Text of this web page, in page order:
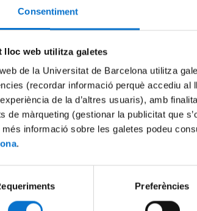
Consentiment
lloc web utilitza galetes
de la Universitat de Barcelona utilitza
(recordar informació perquè accediu
de la d’altres usuaris), amb
de màrqueting (gestionar la publicitat que
més informació sobre les galetes podeu
.
Preferències